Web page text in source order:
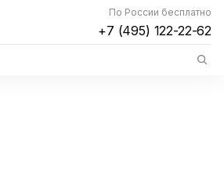
По России бесплатно
+7 (495) 122-22-62